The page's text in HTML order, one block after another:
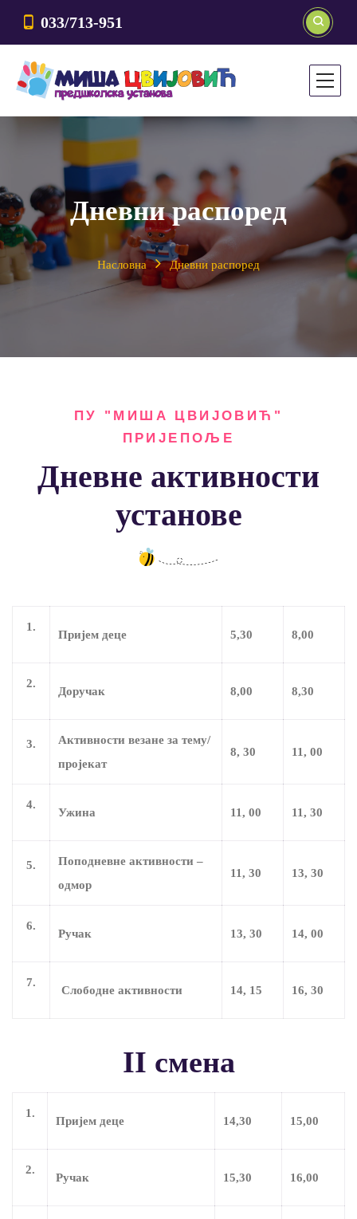
033/713-951
Дневни распоред
Насловна Дневни распоред
ПУ "МИША ЦВИЈОВИЋ"
ПРИЈЕПОЉЕ
Дневне активности
установе
1.
Пријем деце 5,30 8,00
2.
Доручак 8,00 8,30
3.
Активности везане за тему/
пројекат
8, 30 11, 00
4.
Ужина 11, 00 11, 30
5.
Поподневне активности –
одмор
11, 30 13, 30
6.
Ручак 13, 30 14, 00
7.
Слободне aктивности 14, 15 16, 30
II смена
1.
Пријем деце 14,30 15,00
2.
Ручак 15,30 16,00